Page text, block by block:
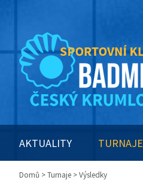
AKTUALITY TURNAJE
Domů >Turnaje > Výsledky